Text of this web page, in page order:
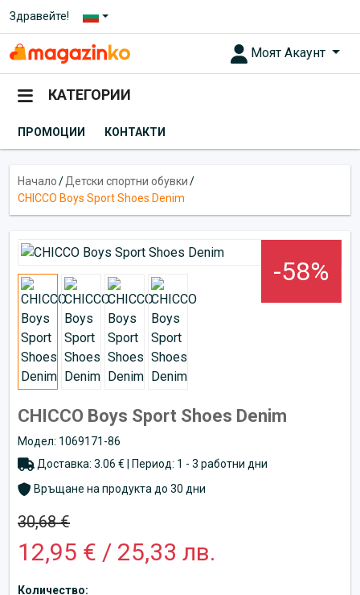
Здравейте!
Моят Акаунт
КАТЕГОРИИ
ПРОМОЦИИ КОНТАКТИ
Начало/Детски спортни обувки/
CHICCO Boys Sport Shoes Denim
-58%
CHICCO Boys Sport Shoes Denim
Модел: 1069171-86
Доставка: 3.06 € | Период: 1 - 3 работни дни
Връщане на продукта до 30 дни
30,68 €
12,95 € / 25,33 лв.
Количество: